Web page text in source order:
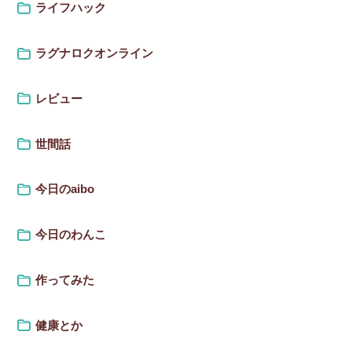
ライフハック
ラグナロクオンライン
レビュー
世間話
今日のaibo
今日のわんこ
作ってみた
健康とか